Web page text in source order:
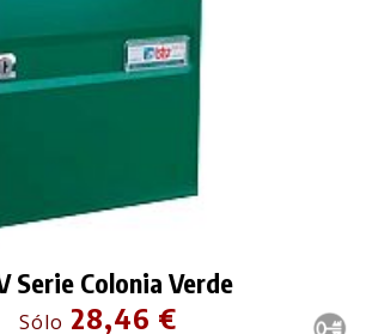
Serie Colonia Verde
Sólo 28,46 €